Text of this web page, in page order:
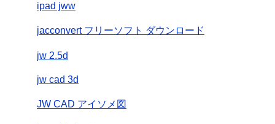
ipad jww
jacconvert フリーソフト ダウンロード
jw 2.5d
jw cad 3d
JW CAD アイソメ図